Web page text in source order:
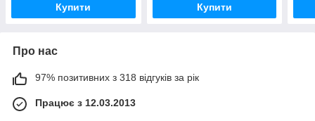
Купити Купити
Про нас
97% позитивних з 318 відгуків за рік
Працює з 12.03.2013